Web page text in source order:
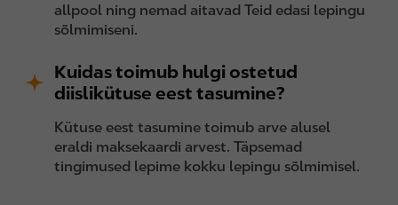
allpool ning nemad aitavad Teid edasi lepingu
sõlmimiseni.
Kuidas toimub hulgi ostetud
diislikütuse eest tasumine?
Kütuse eest tasumine toimub arve alusel
eraldi maksekaardi arvest. Täpsemad
tingimused lepime kokku lepingu sõlmimisel.